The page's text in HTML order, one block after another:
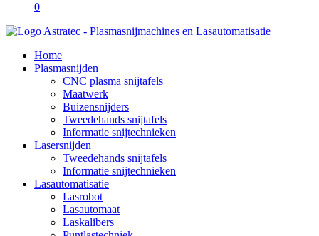
0
Home
Plasmasnijden
CNC plasma snijtafels
Maatwerk
Buizensnijders
Tweedehands snijtafels
Informatie snijtechnieken
Lasersnijden
Tweedehands snijtafels
Informatie snijtechnieken
Lasautomatisatie
Lasrobot
Lasautomaat
Laskalibers